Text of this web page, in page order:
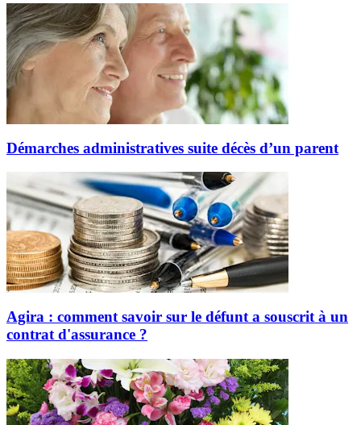
Démarches administratives suite décès d’un parent
Agira : comment savoir sur le défunt a souscrit à un
contrat d'assurance ?